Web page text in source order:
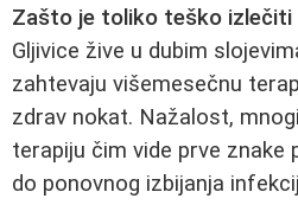
Zašto je toliko teško izlečiti
Gljivice žive u dubim
zahtevaju višemesečnu
zdrav nokat. Nažalost,
terapiju čim vide prve znake
do ponovnog izbijanja